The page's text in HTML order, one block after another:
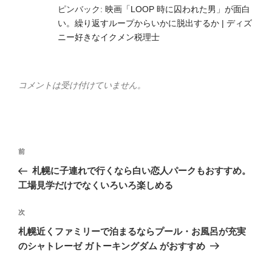
ピンバック: 映画「LOOP 時に囚われた男」が面白
い。繰り返すループからいかに脱出するか | ディズ
ニー好きなイクメン税理士
コメントは受け付けていません。
投
ナ
ゲ
ー
シ
前
の
投
前
札幌に子連れで行くなら白い恋人パークもおすすめ。
工場見学だけでなくいろいろ楽しめる
次
の
投
次
札幌近くファミリーで泊まるならプール・お風呂が充実
のシャトレーゼ ガトーキングダム がおすすめ